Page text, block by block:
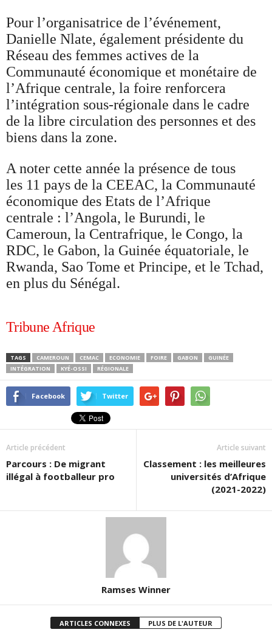
Pour l’organisatrice de l’événement,
Danielle Nlate, également présidente du
Réseau des femmes actives de la
Communauté économique et monétaire de
l’Afrique centrale, la foire renforcera
l’intégration sous-régionale dans le cadre
de la libre circulation des personnes et des
biens dans la zone.
A noter cette année la présence de tous
les 11 pays de la CEEAC, la Communauté
économique des Etats de l’Afrique
centrale : l’Angola, le Burundi, le
Cameroun, la Centrafrique, le Congo, la
RDC, le Gabon, la Guinée équatoriale, le
Rwanda, Sao Tome et Principe, et le Tchad,
en plus du Sénégal.
Tribune Afrique
TAGS CAMEROUN CEMAC ECONOMIE FOIRE GABON
GUINÉE
INTÉGRATION
KYÉ-OSSI RÉGIONALE
Facebook Twitter
Article précédent
Parcours : De migrant
illégal à footballeur pro
Article suivant
Classement : les meilleures
universités d’Afrique
(2021-2022)
Ramses Winner
ARTICLES CONNEXES PLUS DE L'AUTEUR